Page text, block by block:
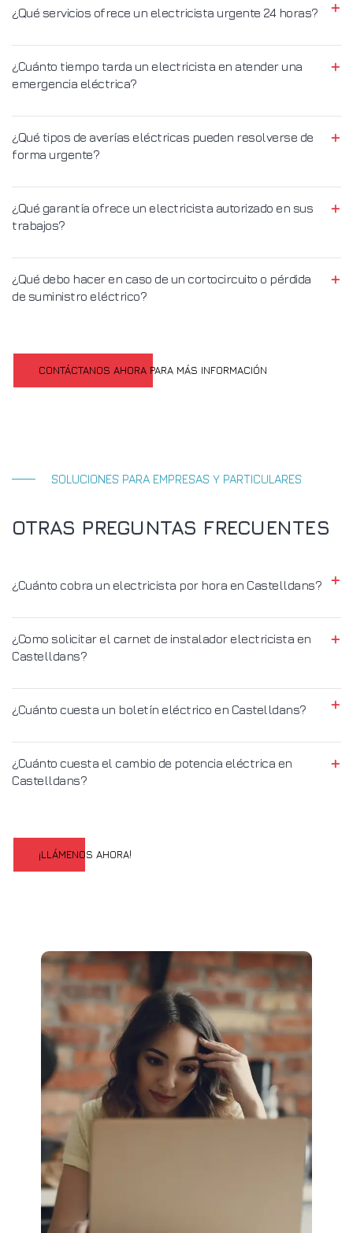
¿Qué servicios ofrece un electricista urgente 24 horas?
¿Cuánto tiempo tarda un electricista en atender una
emergencia eléctrica?
¿Qué tipos de averías eléctricas pueden resolverse de
forma urgente?
¿Qué garantía ofrece un electricista autorizado en sus
trabajos?
¿Qué debo hacer en caso de un cortocircuito o pérdida
de suministro eléctrico?
CONTÁCTANOS AHORA PARA MÁS INFORMACIÓN
SOLUCIONES PARA EMPRESAS Y PARTICULARES
OTRAS PREGUNTAS FRECUENTES
¿Cuánto cobra un electricista por hora en Castelldans?
¿Como solicitar el carnet de instalador electricista en
Castelldans?
¿Cuánto cuesta un boletín eléctrico en Castelldans?
¿Cuánto cuesta el cambio de potencia eléctrica en
Castelldans?
¡LLÁMENOS AHORA!